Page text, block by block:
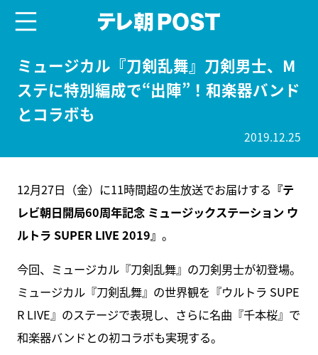
ミュージカル『刀剣乱舞』刀剣男士、M
ステに特別編成で“出陣”！和楽器バンド
とコラボも
2019.12.25
12月27日（金）に11時間超の生放送でお届けする 『テ
レビ朝日開局60周年記念 ミュージックステーション ウ
ルトラ SUPER LIVE 2019』 。
今回、ミュージカル『刀剣乱舞』の刀剣男士が初登場。
ミュージカル『刀剣乱舞』の世界観を『ウルトラ SUPE
R LIVE』のステージで表現し、さらに名曲『千本桜』で
和楽器バンドとの初コラボも実現する。